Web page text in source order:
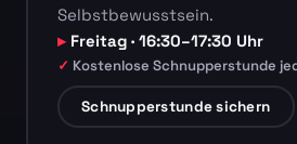
Selbstbewusstsein.
Freitag · 16:30–17:30 Uhr
Kostenlose Schnupperstunde
Schnupperstunde sichern